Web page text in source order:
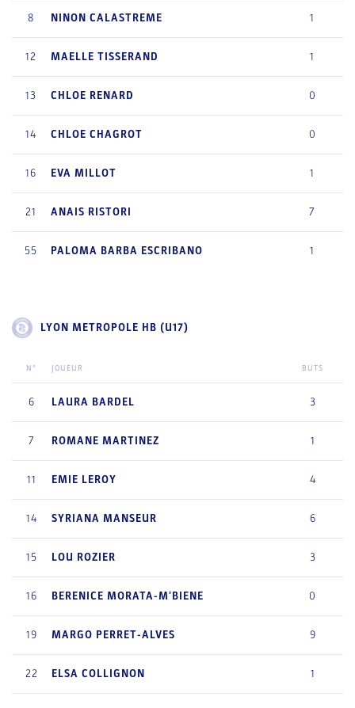
8 NINON CALASTREME 1
12 MAELLE TISSERAND 1
13 CHLOE RENARD 0
14 CHLOE CHAGROT 0
16 EVA MILLOT 1
21 ANAIS RISTORI 7
55 PALOMA BARBA ESCRIBANO 1
LYON METROPOLE HB (U17)
N° JOUEUR BUTS
6 LAURA BARDEL 3
7 ROMANE MARTINEZ 1
11 EMIE LEROY 4
14 SYRIANA MANSEUR 6
15 LOU ROZIER 3
16 BERENICE MORATA-M'BIENE 0
19 MARGO PERRET-ALVES 9
22 ELSA COLLIGNON 1